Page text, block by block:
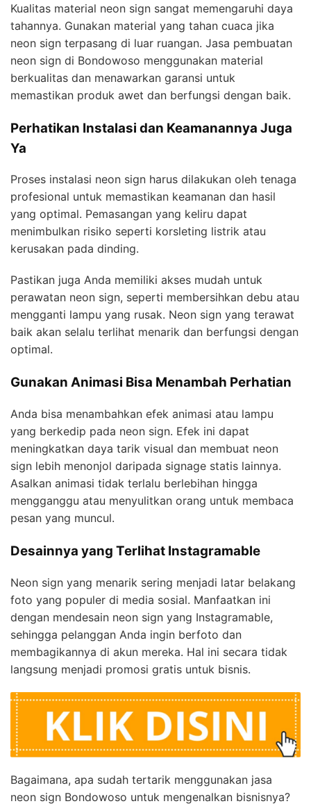
Kualitas material neon sign sangat memengaruhi daya
tahannya. Gunakan material yang tahan cuaca jika
neon sign terpasang di luar ruangan. Jasa pembuatan
neon sign di Bondowoso menggunakan material
berkualitas dan menawarkan garansi untuk
memastikan produk awet dan berfungsi dengan baik.
Perhatikan Instalasi dan Keamanannya Juga
Ya
Proses instalasi neon sign harus dilakukan oleh tenaga
profesional untuk memastikan keamanan dan hasil
yang optimal. Pemasangan yang keliru dapat
menimbulkan risiko seperti korsleting listrik atau
kerusakan pada dinding.
Pastikan juga Anda memiliki akses mudah untuk
perawatan neon sign, seperti membersihkan debu atau
mengganti lampu yang rusak. Neon sign yang terawat
baik akan selalu terlihat menarik dan berfungsi dengan
optimal.
Gunakan Animasi Bisa Menambah Perhatian
Anda bisa menambahkan efek animasi atau lampu
yang berkedip pada neon sign. Efek ini dapat
meningkatkan daya tarik visual dan membuat neon
sign lebih menonjol daripada signage statis lainnya.
Asalkan animasi tidak terlalu berlebihan hingga
mengganggu atau menyulitkan orang untuk membaca
pesan yang muncul.
Desainnya yang Terlihat Instagramable
Neon sign yang menarik sering menjadi latar belakang
foto yang populer di media sosial. Manfaatkan ini
dengan mendesain neon sign yang Instagramable,
sehingga pelanggan Anda ingin berfoto dan
membagikannya di akun mereka. Hal ini secara tidak
langsung menjadi promosi gratis untuk bisnis.
Bagaimana, apa sudah tertarik menggunakan jasa
neon sign Bondowoso untuk mengenalkan bisnisnya?